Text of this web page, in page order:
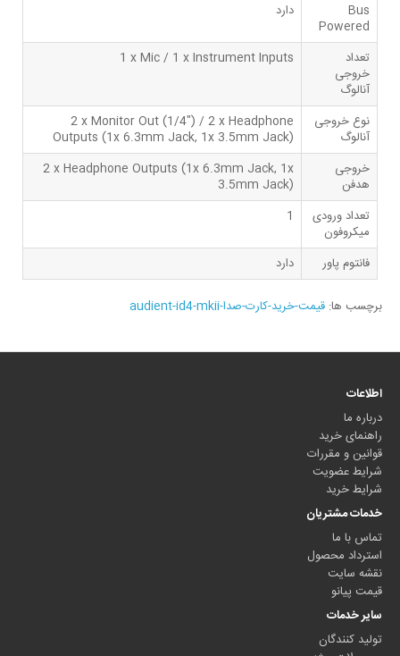
Bus
Powered
دارد
تعداد
خروجی
آنالوگ
1 x Mic / 1 x Instrument Inputs
نوع خروجی
آنالوگ
2 x Monitor Out (1/4") / 2 x Headphone
Outputs (1x 6.3mm Jack, 1x 3.5mm Jack)
خروجی
هدفن
2 x Headphone Outputs (1x 6.3mm Jack, 1x
3.5mm Jack)
تعداد ورودی
میکروفون
1
فانتوم پاور دارد
برچسب ها: قیمت-خرید-کارت-صدا-audient-id4-mkii
اطلاعات
درباره ما
راهنمای خرید
قوانین و مقررات
شرایط عضویت
شرایط خرید
خدمات مشتریان
تماس با ما
استرداد محصول
نقشه سایت
قیمت پیانو
سایر خدمات
تولید کنندگان